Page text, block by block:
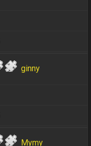
ginny
Mymy